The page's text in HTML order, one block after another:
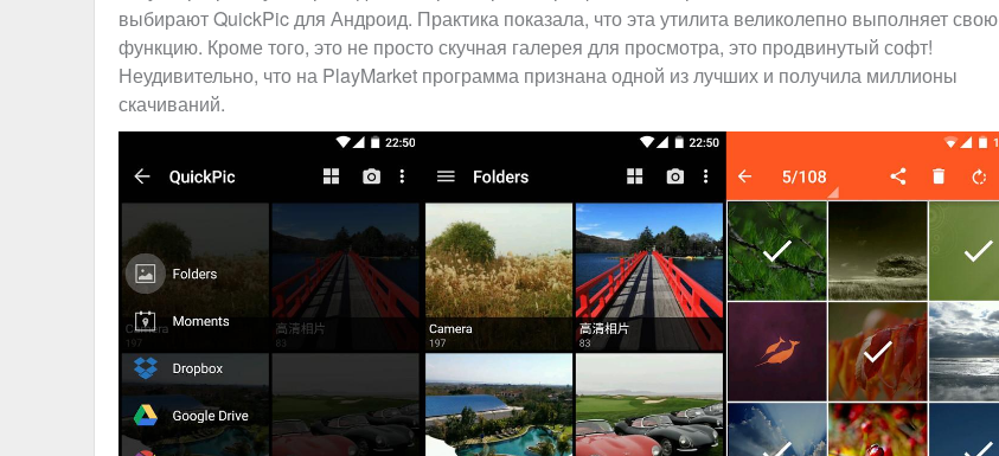
выбирают QuickPic для Андроид. Практика показала, что эта утилита великолепно выполняет свою
функцию. Кроме того, это не просто скучная галерея для просмотра, это продвинутый софт!
Неудивительно, что на PlayMarket программа признана одной из лучших и получила миллионы
скачиваний.